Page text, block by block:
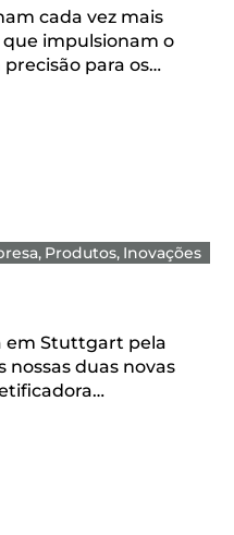
cada vez mais
que impulsionam o
para os…
Produtos Inovações
em Stuttgart pela
nossas duas novas